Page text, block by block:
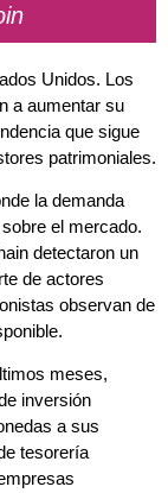
Unidos. Los
a aumentar su
que sigue
patrimoniales.
la demanda
el mercado.
detectaron un
de actores
observan de
meses,
inversión
a sus
tesorería